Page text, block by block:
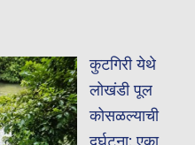
कुटगिरी येथे
लोखंडी पूल
कोसळल्याची